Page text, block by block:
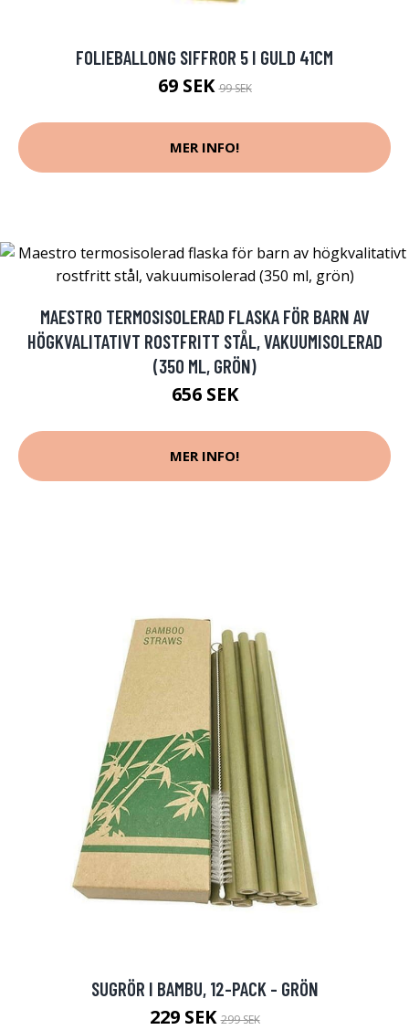
FOLIEBALLONG SIFFROR 5 I GULD 41CM
69 SEK99 SEK
MER INFO!
MAESTRO TERMOSISOLERAD FLASKA FÖR BARN AV
HÖGKVALITATIVT ROSTFRITT STÅL, VAKUUMISOLERAD
(350 ML, GRÖN)
656 SEK
MER INFO!
SUGRÖR I BAMBU, 12-PACK - GRÖN
229 SEK299 SEK